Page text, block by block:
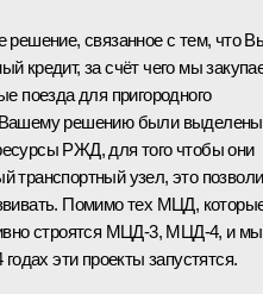
решение, связанное с тем, что
кредит, за счёт чего мы
поезда для пригородного
решению были выделены
РЖД, для того чтобы они
транспортный узел, это
Помимо тех МЦД,
строятся МЦД-3, МЦД-4, и мы
эти проекты запустятся.